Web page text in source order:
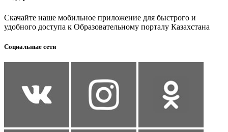
Скачайте наше мобильное приложение для быстрого и
удобного доступа к Образовательному порталу Казахстана
Социальные сети